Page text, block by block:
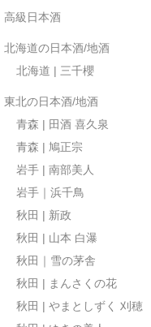
高級日本酒
北海道の日本酒/地酒
北海道 | 三千櫻
東北の日本酒/地酒
青森 | 田酒 喜久泉
青森 | 鳩正宗
岩手 | 南部美人
岩手｜浜千鳥
秋田 | 新政
秋田 | 山本 白瀑
秋田｜雪の茅舎
秋田 | まんさくの花
秋田 | やまとしずく 刈穂